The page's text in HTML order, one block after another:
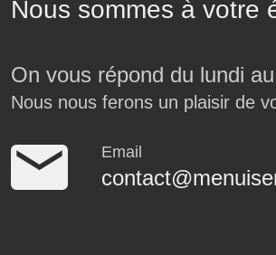
Nous sommes à votre
On vous répond du lundi
Nous nous ferons un plaisir de
Email